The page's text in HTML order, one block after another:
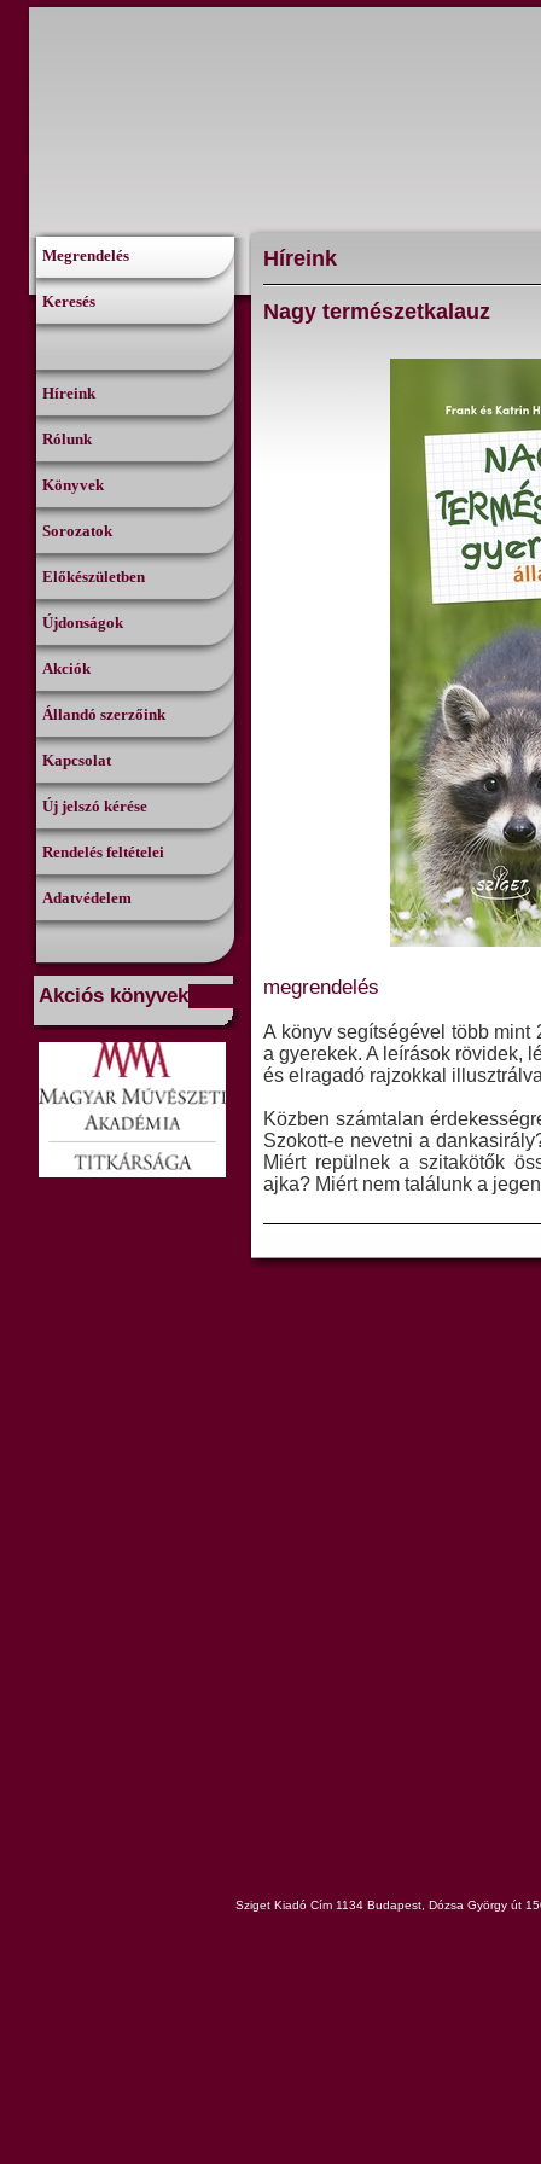
Megrendelés
Keresés
Híreink
Rólunk
Könyvek
Sorozatok
Előkészületben
Újdonságok
Akciók
Állandó szerzőink
Kapcsolat
Új jelszó kérése
Rendelés feltételei
Adatvédelem
Akciós könyvek
Híreink
Nagy természetkalauz
megrendelés
A könyv segítségével több mint
a gyerekek. A leírások rövidek,
és elragadó rajzokkal
Közben számtalan
Szokott-e nevetni a
Miért repülnek a szitakötők
ajka? Miért nem találunk a
Sziget Kiadó Cím 1134 Budapest, Dózsa György út